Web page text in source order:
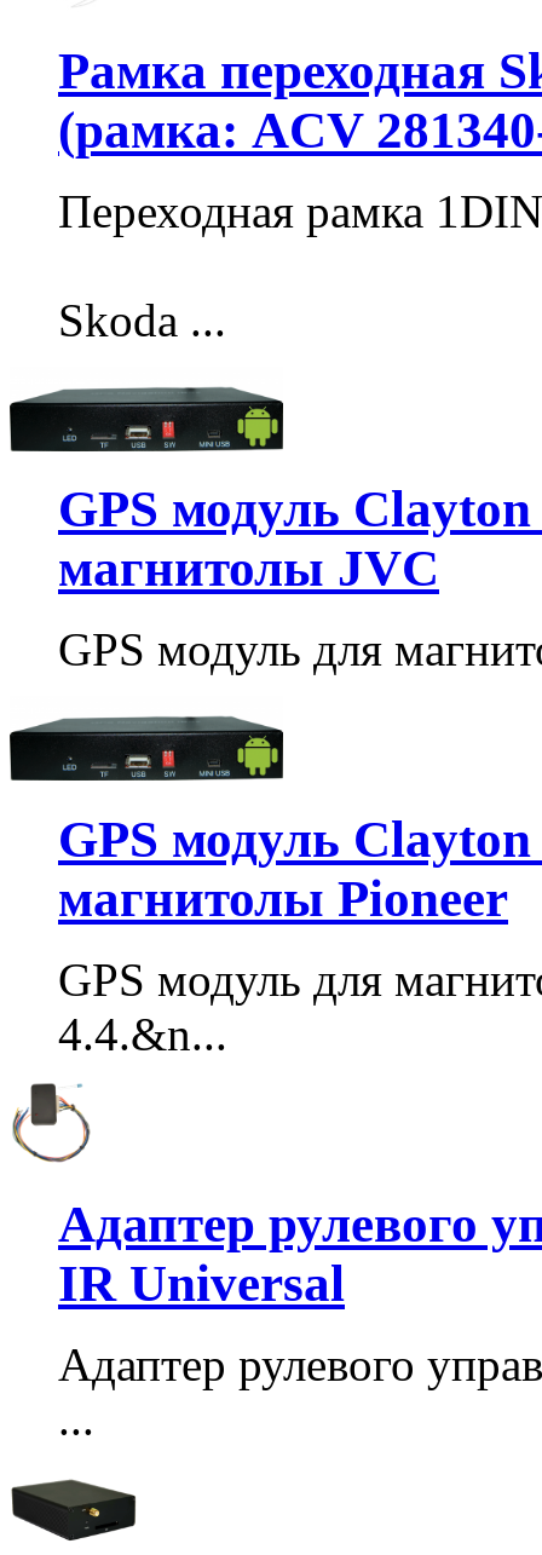
Рамка переходная
(рамка: ACV
Переходная рамка 1DIN
Skoda ...
GPS модуль
магнитолы JVC
GPS модуль для
GPS модуль
магнитолы Pioneer
GPS модуль для
4.4.&n...
Адаптер рулевого
IR Universal
Адаптер рулевого
...